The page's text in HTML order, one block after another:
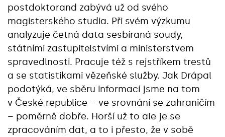
postdoktorand zabývá už od svého
magisterského studia. Při svém výzkumu
analyzuje četná data sesbíraná soudy,
státními zastupitelstvími a ministerstvem
spravedlnosti. Pracuje též s rejstříkem trestů
a se statistikami vězeňské služby. Jak Drápal
podotýká, ve sběru informací jsme na tom
v České republice – ve srovnání se zahraničím
– poměrně dobře. Horší už to ale je se
zpracováním dat, a to i přesto, že v sobě